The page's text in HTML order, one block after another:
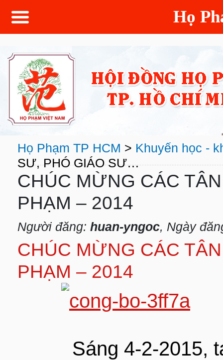
Họ Phạm TP HCM > Khuyến học -
SƯ, PHÓ GIÁO SƯ…
CHÚC MỪNG CÁC
PHẠM – 2014
Người đăng: huan-yngoc, Ngày
CHÚC MỪNG CÁC
PHẠM – 2014
Sáng 4-2-2015, tại
Họ